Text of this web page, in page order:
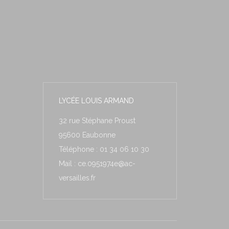
LYCÉE LOUIS ARMAND
32 rue Stéphane Proust
95600 Eaubonne
Téléphone : 01 34 06 10 30
Mail : ce.0951974e@ac-
versailles.fr